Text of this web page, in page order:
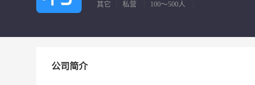
其它 私营 100～500人
公司简介